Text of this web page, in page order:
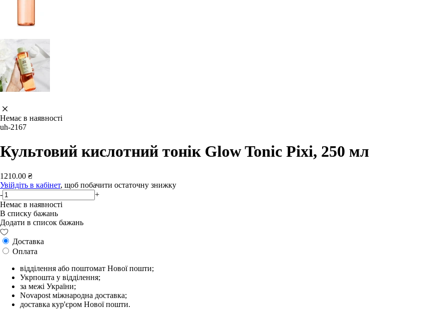
Немає в наявності
uh-2167
Культовий кислотний тонік Glow Tonic Pixi, 250 мл
1210.00 ₴
Увійдіть в кабінет, щоб побачити остаточну знижку
-
+
Немає в наявності
В списку бажань
Додати в список бажань
Доставка
Оплата
відділення або поштомат Нової пошти;
Укрпошта у відділення;
за межі України;
Novapost міжнародна доставка;
доставка кур'єром Нової пошти.